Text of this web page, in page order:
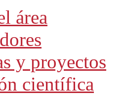
área
y proyectos
científica